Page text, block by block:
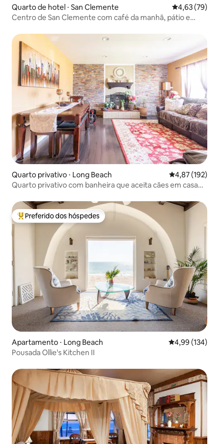
Quarto de hotel ⋅ San Clemente 4,63 de uma
4,63 (79)
Centro de San Clemente com café da manhã, pátio e
Quarto privativo ⋅ Long Beach 4,87 de uma
4,87 (192)
Quarto privativo com banheira que aceita cães em casa
Entre os melhores preferidos dos hóspedes
Preferido dos hóspedes
Apartamento ⋅ Long Beach 4,99 de uma
4,99 (134)
Pousada Ollie's Kitchen II